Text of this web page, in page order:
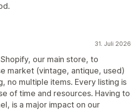
31. Juli 2026
our main store, to
market (vintage, antique, used)
no multiple items. Every listing is
of time and resources. Having to
is a major impact on our